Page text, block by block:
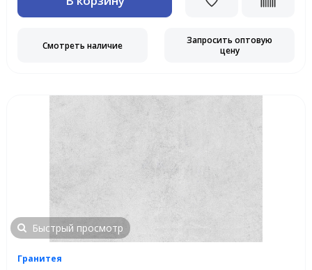
Смотреть наличие
Запросить оптовую
цену
Быстрый просмотр
Гранитея